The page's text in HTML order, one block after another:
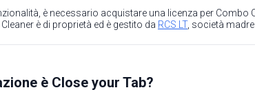
è necessario acquistare una licenza per Combo
è di proprietà ed è gestito da RCS LT, società madre
è Close your Tab?